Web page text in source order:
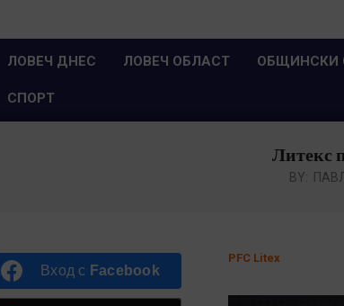
Primary
ЛОВЕЧ ДНЕС ЛОВЕЧ ОБЛАСТ ОБЩИНСКИ
СПОРТ
Литекс
BY:
PFC Litex
Вход с Facebook